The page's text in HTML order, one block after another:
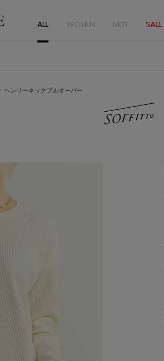
ALL WOMEN MEN SALE
ヘンリーネックプルオーバー